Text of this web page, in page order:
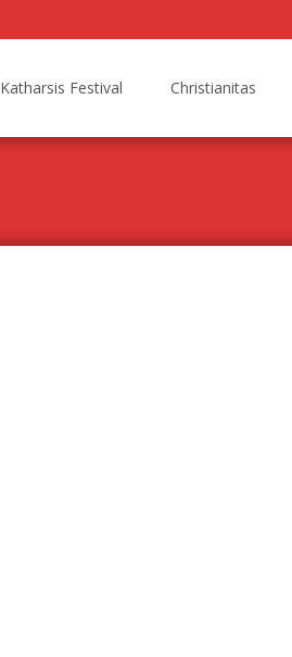
Katharsis Festival Christianitas